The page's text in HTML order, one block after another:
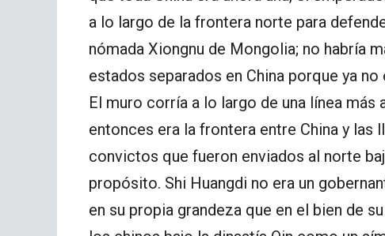
a lo largo de la frontera norte para
nómada Xiongnu de Mongolia; no habría
estados separados en China porque ya
El muro corría a lo largo de una línea
entonces era la frontera entre China y las
convictos que fueron enviados al norte
propósito. Shi Huangdi no era un
en su propia grandeza que en el bien de